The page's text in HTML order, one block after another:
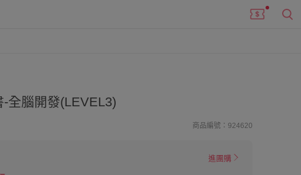
-全腦開發(LEVEL3)
商品編號：924620
進團購